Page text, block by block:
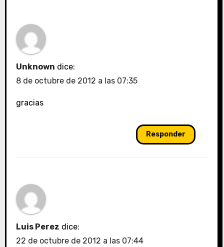
Unknown dice:
8 de octubre de 2012 a las 07:35
gracias
Responder
Luis Perez dice:
22 de octubre de 2012 a las 07:44